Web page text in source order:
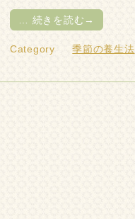
続きを読む→
Category 季節の養生法